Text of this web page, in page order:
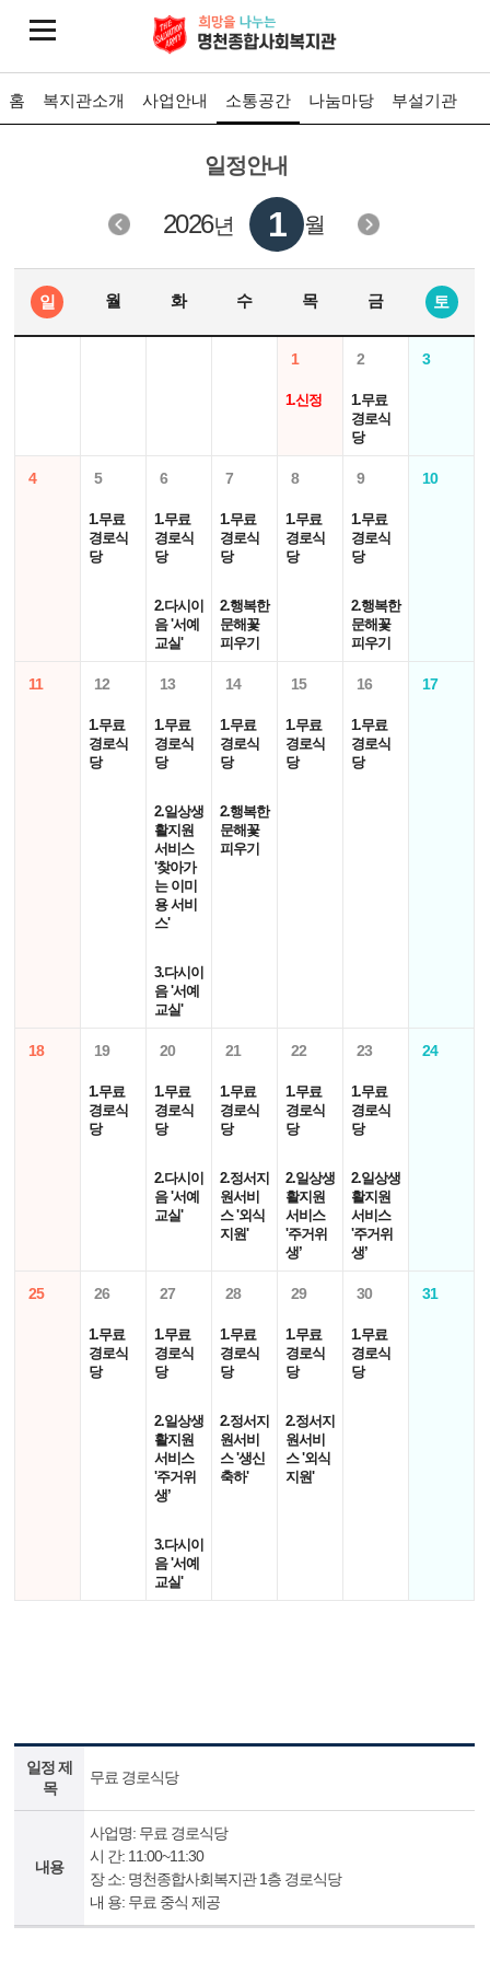
홈 복지관소개 사업안내 소통공간 나눔마당 부설기관
일정안내
2026년 1 월
일 월 화 수 목 금 토
1
1.신정
2
1.무료
경로식
당
3
4 5
1.무료
경로식
당
6
1.무료
경로식
당
2.다시이
음 '서예
교실'
7
1.무료
경로식
당
2.행복한
문해꽃
피우기
8
1.무료
경로식
당
9
1.무료
경로식
당
2.행복한
문해꽃
피우기
10
11 12
1.무료
경로식
당
13
1.무료
경로식
당
2.일상생
활지원
서비스
'찾아가
는 이미
용 서비
스'
3.다시이
음 '서예
교실'
14
1.무료
경로식
당
2.행복한
문해꽃
피우기
15
1.무료
경로식
당
16
1.무료
경로식
당
17
18 19
1.무료
경로식
당
20
1.무료
경로식
당
2.다시이
음 '서예
교실'
21
1.무료
경로식
당
2.정서지
원서비
스 '외식
지원'
22
1.무료
경로식
당
2.일상생
활지원
서비스
'주거위
생’
23
1.무료
경로식
당
2.일상생
활지원
서비스
'주거위
생’
24
25 26
1.무료
경로식
당
27
1.무료
경로식
당
2.일상생
활지원
서비스
'주거위
생’
3.다시이
음 '서예
교실'
28
1.무료
경로식
당
2.정서지
원서비
스 '생신
축하'
29
1.무료
경로식
당
2.정서지
원서비
스 '외식
지원'
30
1.무료
경로식
당
31
일정 제
목
무료 경로식당
내용
사업명: 무료 경로식당
시 간: 11:00~11:30
장 소: 명천종합사회복지관 1층 경로식당
내 용: 무료 중식 제공